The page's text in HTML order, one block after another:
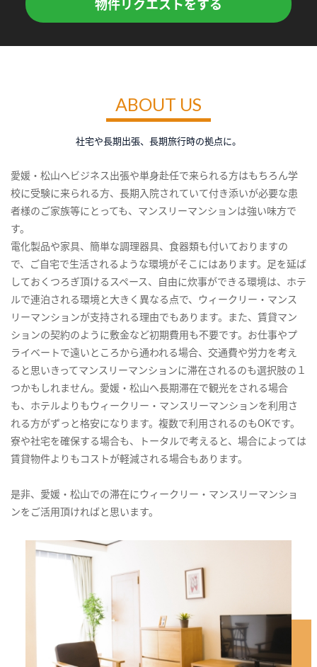
ABOUT US
社宅や長期出張、長期旅行時の拠点に。
愛媛・松山へビジネス出張や単身赴任で来られる方はもちろん学
校に受験に来られる方、長期入院されていて付き添いが必要な患
者様のご家族等にとっても、マンスリーマンションは強い味方で
す。
電化製品や家具、簡単な調理器具、食器類も付いておりますの
で、ご自宅で生活されるような環境がそこにはあります。足を延ば
しておくつろぎ頂けるスペース、自由に炊事ができる環境は、ホテ
ルで連泊される環境と大きく異なる点で、ウィークリー・マンス
リーマンションが支持される理由でもあります。また、賃貸マン
ションの契約のように敷金など初期費用も不要です。お仕事やプ
ライベートで遠いところから通われる場合、交通費や労力を考え
ると思いきってマンスリーマンションに滞在されるのも選択肢の１
つかもしれません。愛媛・松山へ長期滞在で観光をされる場合
も、ホテルよりもウィークリー・マンスリーマンションを利用さ
れる方がずっと格安になります。複数で利用されるのもOKです。
寮や社宅を確保する場合も、トータルで考えると、場合によっては
賃貸物件よりもコストが軽減される場合もあります。
是非、愛媛・松山での滞在にウィークリー・マンスリーマンショ
ンをご活用頂ければと思います。